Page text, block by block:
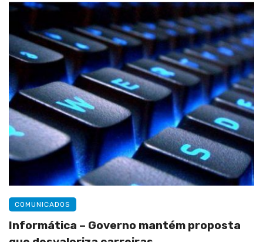
COMUNICADOS
Informática – Governo mantém proposta